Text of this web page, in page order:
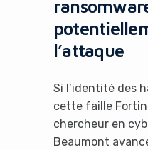
l’attaque
Si l’identité des
cette faille
chercheur en
Beaumont